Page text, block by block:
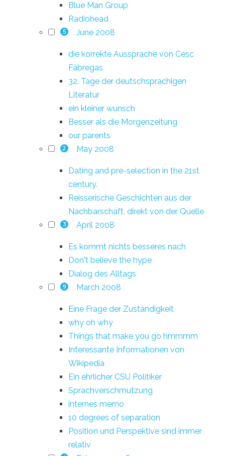
Blue Man Group
Radiohead
5 June 2008
die korrekte Aussprache von Cesc
Fàbregas
32. Tage der deutschsprachigen
Literatur
ein kleiner wunsch
Besser als die Morgenzeitung
our parents
2 May 2008
Dating and pre-selection in the 21st
century.
Reisserische Geschichten aus der
Nachbarschaft, direkt von der Quelle
3 April 2008
Es kommt nichts besseres nach
Don't believe the hype
Dialog des Alltags
9 March 2008
Eine Frage der Zuständigkeit
why oh why
Things that make you go hmmmm
Interessante Informationen von
Wikipedia
Ein ehrlicher CSU Politiker
Sprachverschmutzung
internes memo
10 degrees of separation
Position und Perspektive sind immer
relativ